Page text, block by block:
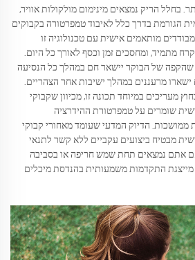
שעות או יותר. בחלל הריק נמצאים מינימום מולקולות אוויר,
הגורמת בדרך כלל לאיבוד טמפרטורה בקבוקים
מבודדים מותאמים אישית עם טכנולוגיה זו
מתמיד, ומחסכים זמן וכסף לאורך כל היום.
שהקפה של הבוקר יישאר חם במהלך כל הנסיעה
מרעננים במהלך ישיבות אחר הצהריים.
מעריכים במיוחד תכונה זו, מכיוון שקבוקי
שומרים על טמפרטורת ההידרציה
ממושכות. הדיוק המדעי שעומד מאחורי קבוקי
מבטיח ביצועים עקביים ללא קשר לתנאי
אם אתם נמצאים תחת שמש חריפה או בסביבה
מייצגת התקדמות משמעותית בהנדסת מיכלים